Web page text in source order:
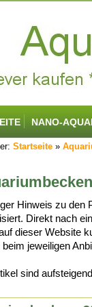
NANO-
Startseite »
Hinweis zu den
Direkt nach
dieser Website
beim jeweiligen
sind